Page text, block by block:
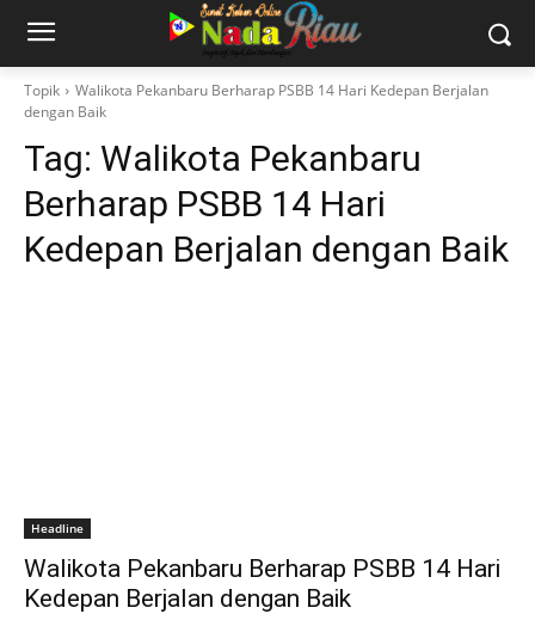
Topik
Walikota Pekanbaru Berharap PSBB 14 Hari Kedepan Berjalan
dengan Baik
Tag: Walikota Pekanbaru
Berharap PSBB 14 Hari
Kedepan Berjalan dengan Baik
Headline
Walikota Pekanbaru Berharap PSBB 14 Hari
Kedepan Berjalan dengan Baik